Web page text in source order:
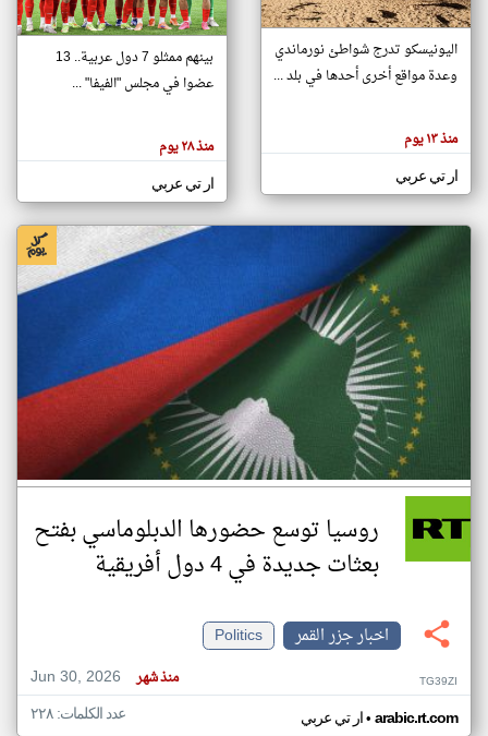
تغيير الدولة
اخبار جزر القمر على مدار الساعة
أهم اخبار جزر القمر العاجلة والمباشرة
هنا عن
وجهة
كاتبيها.
اليونيسكو تدرج شواطئ نورماندي
وعدة مواقع أخرى أحدها في بلد ...
منذ ١٣ يوم
ار تي عربي
بينهم ممثلو 7 دول عربية.. 13
عضوا في مجلس "الفيفا" ...
منذ ٢٨ يوم
ار تي عربي
روسيا توسع حضورها الدبلوماسي بفتح
بعثات جديدة في 4 دول أفريقية
اخبار جزر القمر
Politics
Jun 30, 2026
منذ شهر TG39ZI
ار تي عربي• arabic.rt.com عدد الكلمات: ٢٢٨
klyoum.com